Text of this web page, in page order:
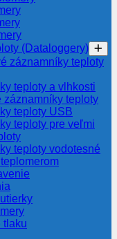
(Dataloggery)
záznamníky teploty
teploty a vlhkosti
záznamníky teploty
teploty USB
teploty pre veľmi
teploty vodotesné
tlaku